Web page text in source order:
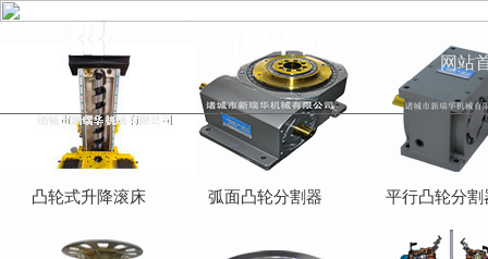
网站
凸轮式升降滚床 弧面凸轮分割器 平行凸轮分割